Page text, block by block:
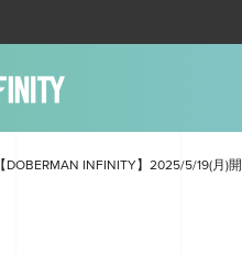
【DOBERMAN INFINITY】2025/5/19(月)